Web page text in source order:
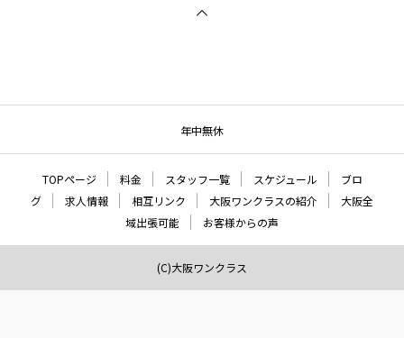
年中無休
TOPページ 料金 スタッフ一覧 スケジュール
ブロ
グ
求人情報 相互リンク 大阪ワンクラスの紹介
大阪全
域出張可能
お客様からの声
(C)大阪ワンクラス